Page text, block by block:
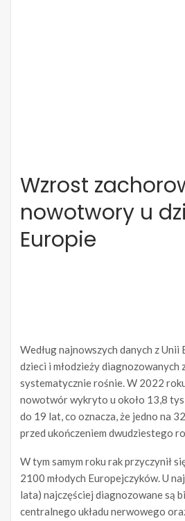
Wzrost
nowotwory u
Europie
Według najnowszych danych z Unii
dzieci i młodzieży diagnozowanych
systematycznie rośnie. W 2022
nowotwór wykryto u około 13,8
do 19 lat, co oznacza, że jedno na
przed ukończeniem dwudziestego
W tym samym roku rak przyczynił
2100 młodych Europejczyków. U
lata) najczęściej diagnozowane są
centralnego układu nerwowego